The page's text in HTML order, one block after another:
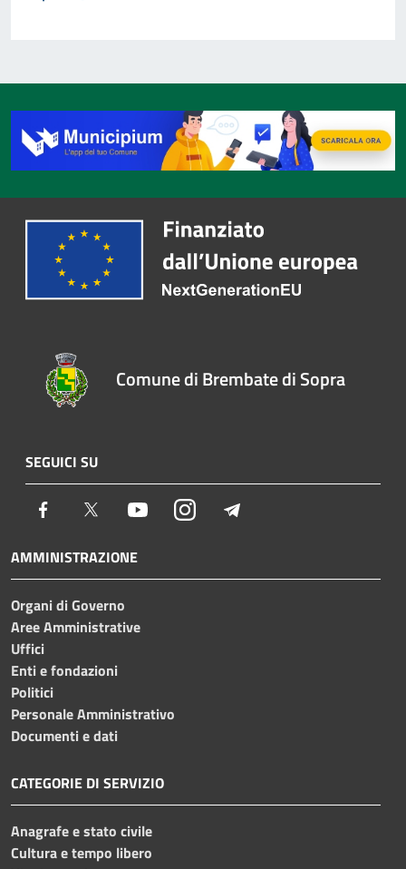
Comune di Brembate di Sopra
SEGUICI SU
Facebook Twitter YoutubeInstagram
AMMINISTRAZIONE
Organi di Governo
Aree Amministrative
Uffici
Enti e fondazioni
Politici
Personale Amministrativo
Documenti e dati
CATEGORIE DI SERVIZIO
Anagrafe e stato civile
Cultura e tempo libero